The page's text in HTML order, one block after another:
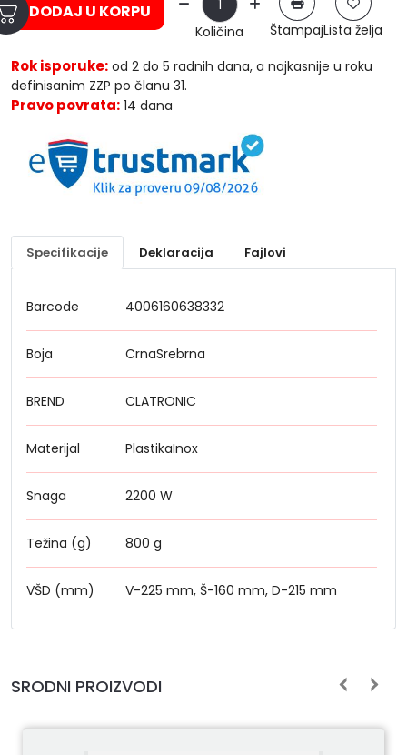
DODAJ U KORPU
Količina ŠtampajLista želja
Rok isporuke: od 2 do 5 radnih dana, a najkasnije u roku
definisanim ZZP po članu 31.
Pravo povrata: 14 dana
Specifikacije Deklaracija Fajlovi
Barcode 4006160638332
Boja CrnaSrebrna
BREND CLATRONIC
Materijal PlastikaInox
Snaga 2200 W
Težina (g) 800 g
VŠD (mm) V-225 mm, Š-160 mm, D-215 mm
SRODNI PROIZVODI